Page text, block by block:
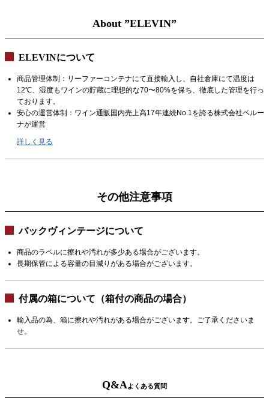
About ”ELEVIN”
ELEVINについて
商品管理体制：リーファーコンテナにて直接輸入し、自社倉庫にて温度は
12℃、湿度もワインの貯蔵に理想的な70〜80%を保ち、徹底した管理を行っ
ております。
安心の運営体制：ワイン通販国内売上高17年連続No.1を誇る株式会社ベルー
ナが運営
詳しく見る
その他注意事項
バックヴィンテージについて
商品のラベルに擦れや汚れが多少ある場合がございます。
長期保管による容量の目減りがある場合がございます。
付属の箱について（箱付の商品の場合）
輸入品の為、箱に擦れや汚れがある場合がございます。ご了承くださいま
せ。
Q&Aよくある質問